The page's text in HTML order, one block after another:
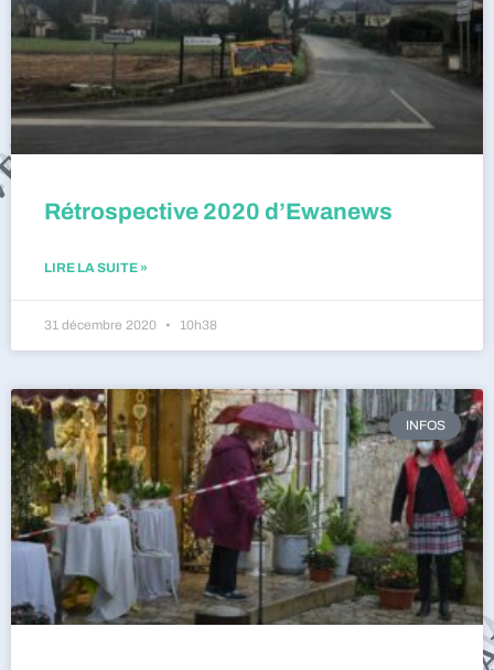
Rétrospective 2020 d’Ewanews
LIRE LA SUITE »
31 décembre 2020 10h38
INFOS